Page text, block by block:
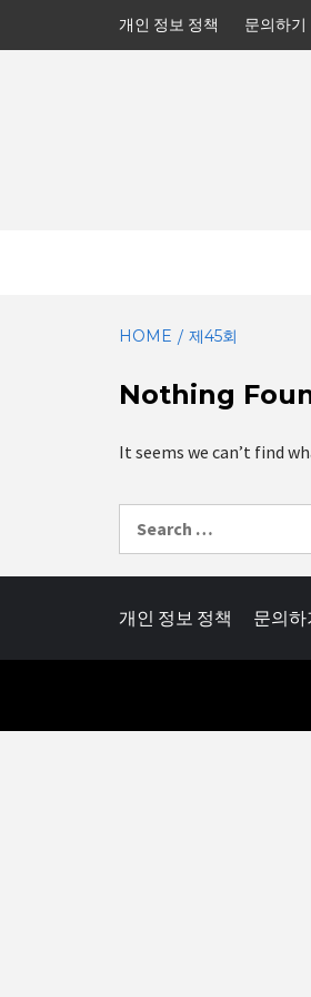
개인 정보 정책 문의하기
HOME 제45회
Nothing
It seems we can’t find
개인 정보 정책 문의하